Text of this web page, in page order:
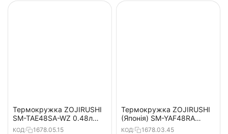
Термокружка ZOJIRUSHI
SM-TAE48SA-WZ 0.48л
білий
КОД: 1678.05.15
Термокружка ZOJIRUSHI
(Японія) SM-YAF48RA
0.48л червоний
КОД: 1678.03.45